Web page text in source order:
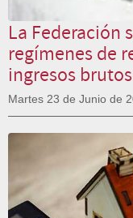
La Federación
regímenes de
ingresos brutos
Martes 23 de Junio de